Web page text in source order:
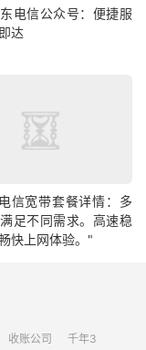
电信公众号：便捷服
达
信宽带套餐详情：多
足不同需求。高速稳
快上网体验。"
收账公司 千年3